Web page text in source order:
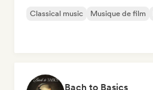
Classical music Musique de film
Bach to Basics